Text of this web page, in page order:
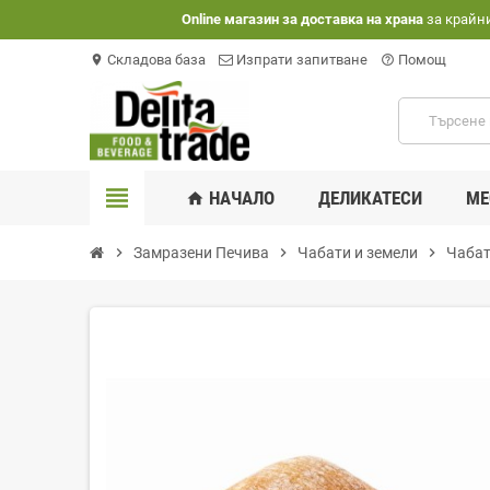
Оnline магазин за доставка на храназа
location_on Складова база Изпрати запитване help_outline Помощ
view_headline home НАЧАЛО ДЕЛИКАТЕСИ
chevron_right Замразени Печива chevron_right Чабати и земели chevron_right